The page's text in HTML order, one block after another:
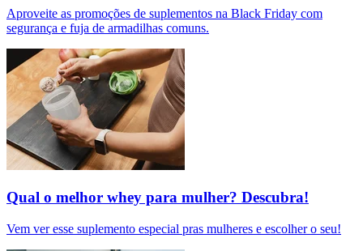
Aproveite as promoções de suplementos na Black Friday com
segurança e fuja de armadilhas comuns.
Qual o melhor whey para mulher? Descubra!
Vem ver esse suplemento especial pras mulheres e escolher o seu!